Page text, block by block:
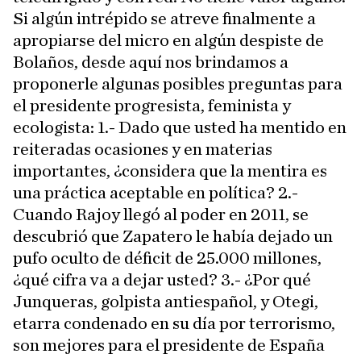
Si algún intrépido se atreve finalmente a
apropiarse del micro en algún despiste de
Bolaños, desde aquí nos brindamos a
proponerle algunas posibles preguntas para
el presidente progresista, feminista y
ecologista: 1.- Dado que usted ha mentido en
reiteradas ocasiones y en materias
importantes, ¿considera que la mentira es
una práctica aceptable en política? 2.-
Cuando Rajoy llegó al poder en 2011, se
descubrió que Zapatero le había dejado un
pufo oculto de déficit de 25.000 millones,
¿qué cifra va a dejar usted? 3.- ¿Por qué
Junqueras, golpista antiespañol, y Otegi,
etarra condenado en su día por terrorismo,
son mejores para el presidente de España